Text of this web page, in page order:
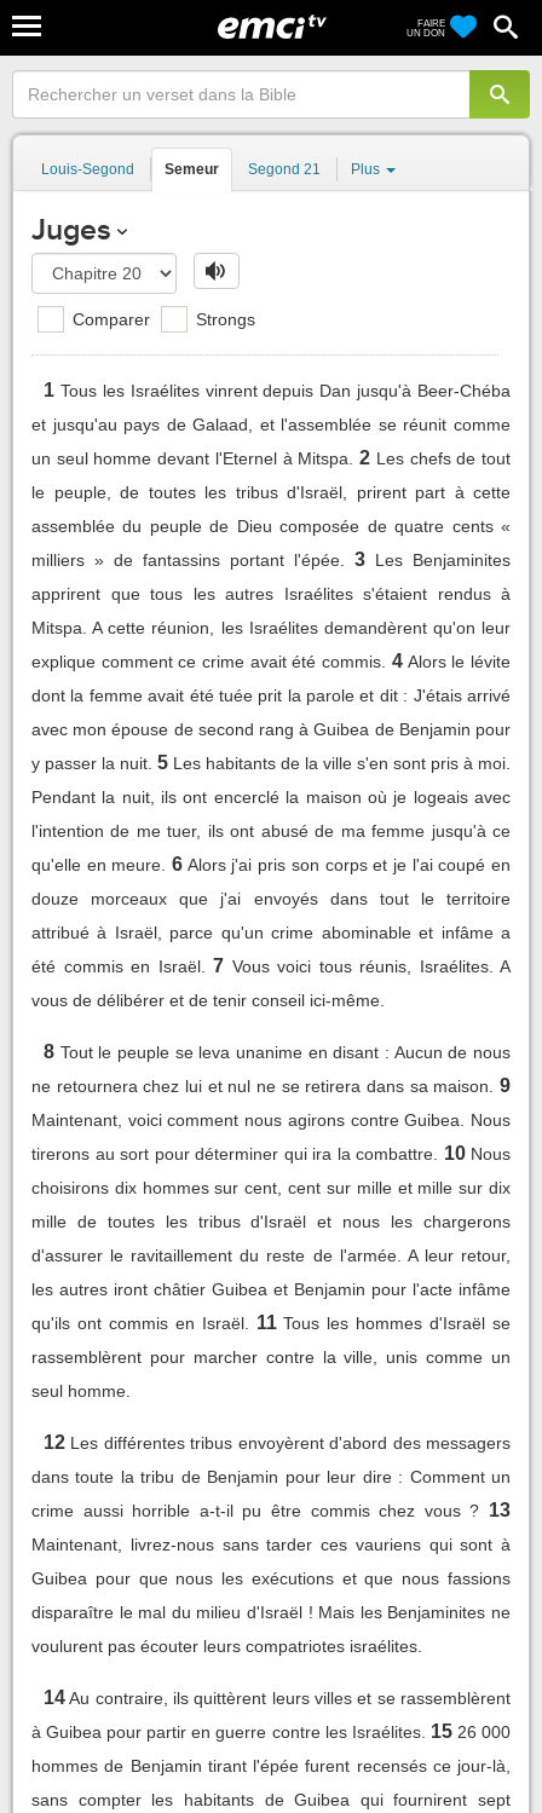
FAIRE
UN DON
Louis-Segond Semeur Segond 21 Plus
Juges
Comparer Strongs
1 Tous les Israélites vinrent depuis Dan jusqu'à Beer-Chéba
et jusqu'au pays de Galaad, et l'assemblée se réunit comme
un seul homme devant l'Eternel à Mitspa.
2 Les chefs de tout
le peuple, de toutes les tribus d'Israël, prirent part à cette
assemblée du peuple de Dieu composée de quatre cents «
milliers » de fantassins portant l'épée.
3 Les Benjaminites
apprirent que tous les autres Israélites s'étaient rendus à
Mitspa. A cette réunion, les Israélites demandèrent qu'on leur
explique comment ce crime avait été commis. 4 Alors le lévite
dont la femme avait été tuée prit la parole et dit : J'étais arrivé
avec mon épouse de second rang à Guibea de Benjamin pour
y passer la nuit. 5 Les habitants de la ville s'en sont pris à moi.
Pendant la nuit, ils ont encerclé la maison où je logeais avec
l'intention de me tuer, ils ont abusé de ma femme jusqu'à ce
qu'elle en meure. 6 Alors j'ai pris son corps et je l'ai coupé en
douze morceaux que j'ai envoyés dans tout le territoire
attribué à Israël, parce qu'un crime abominable et infâme a
été commis en Israël.
7 Vous voici tous réunis, Israélites. A
vous de délibérer et de tenir conseil ici-même.
8 Tout le peuple se leva unanime en disant : Aucun de nous
ne retournera chez lui et nul ne se retirera dans sa maison.
9
Maintenant, voici comment nous agirons contre Guibea. Nous
tirerons au sort pour déterminer qui ira la combattre.
10 Nous
choisirons dix hommes sur cent, cent sur mille et mille sur dix
mille de toutes les tribus d'Israël et nous les chargerons
d'assurer le ravitaillement du reste de l'armée. A leur retour,
les autres iront châtier Guibea et Benjamin pour l'acte infâme
qu'ils ont commis en Israël.
11 Tous les hommes d'Israël se
rassemblèrent pour marcher contre la ville, unis comme un
seul homme.
12 Les différentes tribus envoyèrent d'abord des messagers
dans toute la tribu de Benjamin pour leur dire : Comment un
crime aussi horrible a-t-il pu être commis chez vous ? 13
Maintenant, livrez-nous sans tarder ces vauriens qui sont à
Guibea pour que nous les exécutions et que nous fassions
disparaître le mal du milieu d'Israël ! Mais les Benjaminites ne
voulurent pas écouter leurs compatriotes israélites.
14 Au contraire, ils quittèrent leurs villes et se rassemblèrent
à Guibea pour partir en guerre contre les Israélites. 15 26 000
hommes de Benjamin tirant l'épée furent recensés ce jour-là,
sans compter les habitants de Guibea qui fournirent sept